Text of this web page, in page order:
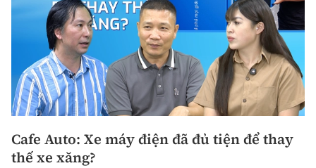
Cafe Auto: Xe máy điện đã đủ tiện để thay
thế xe xăng?